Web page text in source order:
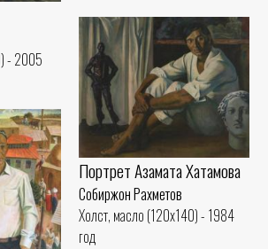
- 2005
Портрет Азамата Хатамова
Собиржон Рахметов
Холст, масло (120x140) - 1984
год